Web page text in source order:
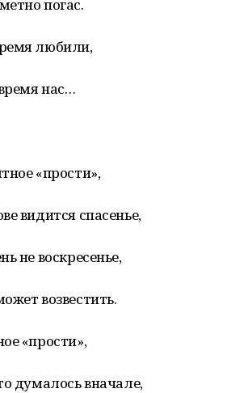
погас.
любили,
нас…
«прости»,
видится спасенье,
не воскресенье,
возвестить.
«прости»,
думалось вначале,